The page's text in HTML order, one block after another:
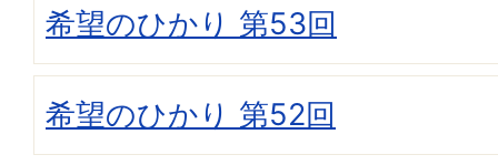
希望のひかり 第53回
希望のひかり 第52回